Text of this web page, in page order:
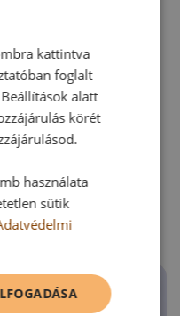
be!
kattintva
foglalt
alatt
körét
használata
sütik